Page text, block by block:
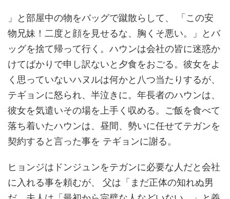
」と部屋中の物をバッグで蹴散らして、 「この安
物兄妹！二度と顔を見せるな、胸くそ悪い。」とバ
ッグを捨て帰って行く。ハウンは会社の皆に迷惑か
けてばかりで申し訳ないと夕食をおごる。彼女をよ
く思っていないハヌルは何かと八つ当たりするが、
テギョンに怒られ、半泣きに。年長者のハウンは、
彼女を気遣いその場を上手く収める。ご飯を食べて
落ち着いたハウンは、昼間、勢いに任せてテガンを
契約すると言った事を テギョンに謝る。
ヒョンジはドンジュンをテガンに必要な人だと会社
に入れる事を頼むが、 父は「まだ正体の知れぬ男